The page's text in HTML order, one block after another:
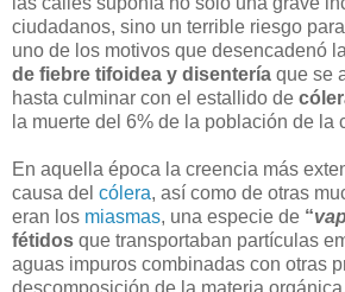
ciudadanos, sino un terrible riesgo
uno de los motivos que desencadenó
de fiebre tifoidea y disentería que se
hasta culminar con el estallido de
la muerte del 6% de la población de la
En aquella época la creencia más
causa del cólera, así como de otras
eran los miasmas, una especie de “
fétidos que transportaban partículas
aguas impuros combinadas con otras
descomposición de la materia orgánica.